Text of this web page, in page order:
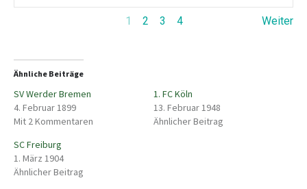
1 2 3 4 Weiter
Ähnliche Beiträge
SV Werder Bremen
4. Februar 1899
Mit 2 Kommentaren
1. FC Köln
13. Februar 1948
Ähnlicher Beitrag
SC Freiburg
1. März 1904
Ähnlicher Beitrag